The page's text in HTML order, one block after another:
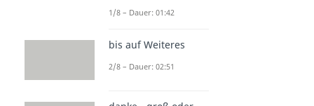
1/8 – Dauer: 01:42
bis auf Weiteres
2/8 – Dauer: 02:51